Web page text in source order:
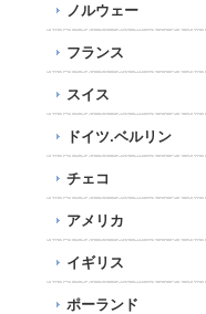
ノルウェー
フランス
スイス
ドイツ.ベルリン
チェコ
アメリカ
イギリス
ポーランド